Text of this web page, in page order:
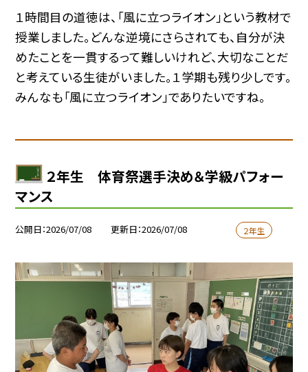
１時間目の道徳は、「風に立つライオン」という教材で
授業しました。どんな逆境にさらされても、自分が決
めたことを一貫するって難しいけれど、大切なことだ
と考えている生徒がいました。１学期も残り少しです。
みんなも「風に立つライオン」でありたいですね。
２年生 体育祭選手決め＆学級パフォー
マンス
公開日 2026/07/08 更新日 2026/07/08 ２年生